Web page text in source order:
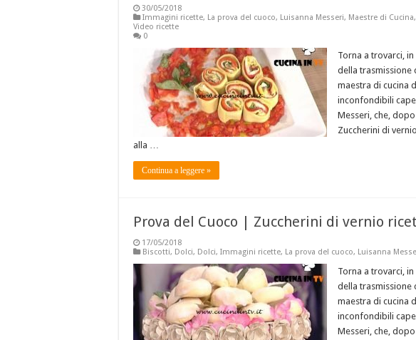
30/05/2018
Immagini ricette, La prova del cuoco, Luisanna Messeri, Maestre di Cucina,
Video ricette
0
Torna a trovarci,
della trasmissione
maestra di cucina
inconfondibili
Messeri, che,
Zuccherini di
alla …
Continua a leggere »
Prova del Cuoco | Zuccherini di vernio
17/05/2018
Biscotti, Dolci, Dolci, Immagini ricette, La prova del cuoco, Luisanna
Torna a trovarci,
della trasmissione
maestra di cucina
inconfondibili
Messeri, che,